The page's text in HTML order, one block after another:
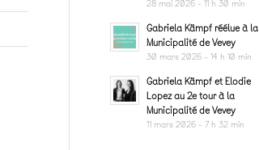
28 mai 2026 - 11 h 30 min
Gabriela Kämpf réélue à la
Municipalité de Vevey
30 mars 2026 - 14 h 10 min
Gabriela Kämpf et Elodie
Lopez au 2e tour à la
Municipalité de Vevey
11 mars 2026 - 7 h 32 min